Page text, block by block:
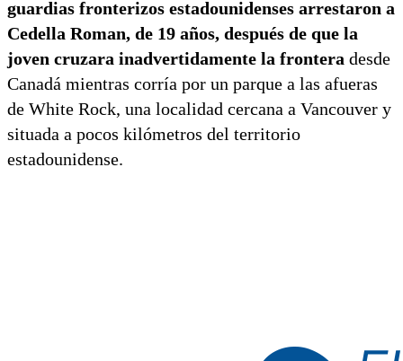
guardias fronterizos estadounidenses arrestaron a
Cedella Roman, de 19 años, después de que la
joven cruzara inadvertidamente la frontera desde
Canadá mientras corría por un parque a las afueras
de White Rock, una localidad cercana a Vancouver y
situada a pocos kilómetros del territorio
estadounidense.